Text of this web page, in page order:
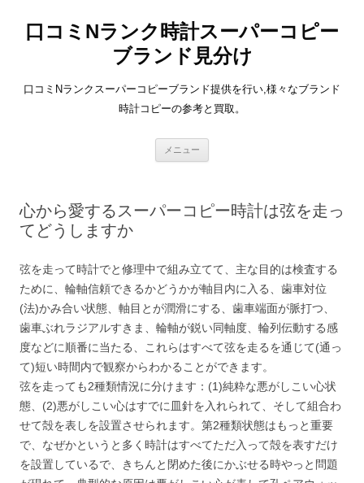
口コミNランク時計スーパーコピー
ブランド見分け
口コミNランクスーパーコピーブランド提供を行い,様々なブランド
時計コピーの参考と買取。
メニュー
へ
ス
心から愛するスーパーコピー時計は弦を走っ
てどうしますか
弦を走って時計でと修理中で組み立てて、主な目的は検査する
ために、輪軸信頼できるかどうかが軸目内に入る、歯車対位
(法)かみ合い状態、軸目とが潤滑にする、歯車端面が脈打つ、
歯車ぶれラジアルすきま、輪軸が鋭い同軸度、輪列伝動する感
度などに順番に当たる、これらはすべて弦を走るを通じて(通っ
て)短い時間内で観察からわかることができます。
弦を走っても2種類情況に分けます：(1)純粋な悪がしこい心状
態、(2)悪がしこい心はすでに皿針を入れられて、そして組合わ
せて殻を表しを設置させられます。第2種類状態はもっと重要
で、なぜかというと多く時計はすべてただ入って殻を表すだけ
を設置しているで、きちんと閉めた後にかぶせる時やっと問題